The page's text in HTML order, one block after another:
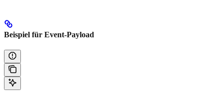
Beispiel für Event-Payload